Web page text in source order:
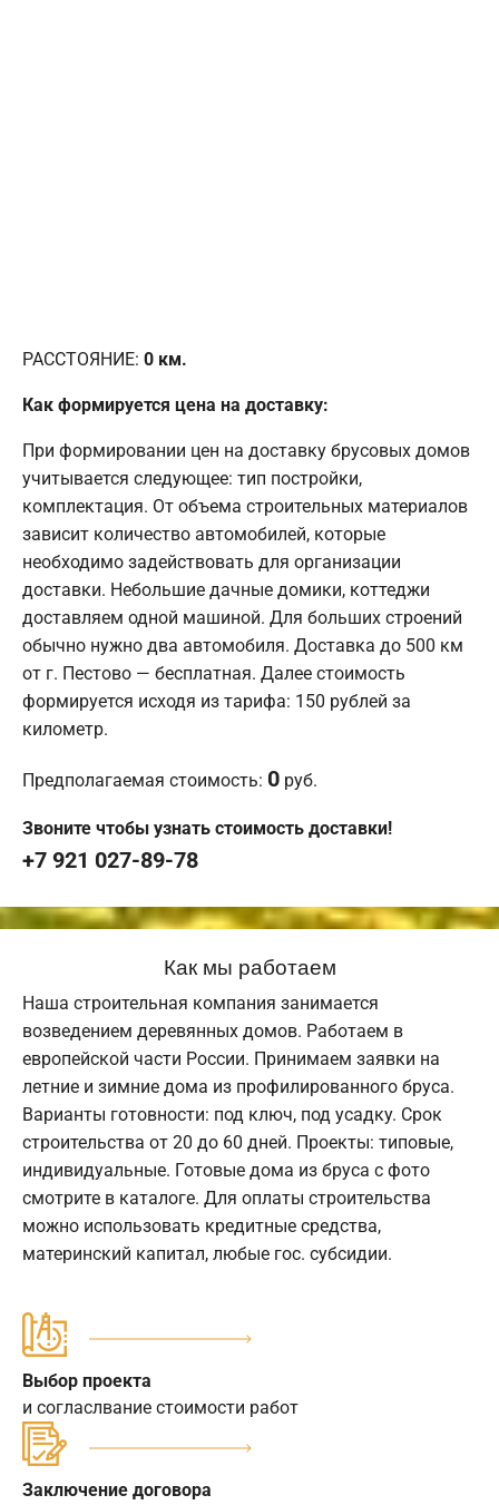
РАССТОЯНИЕ: 0 км.
Как формируется цена на доставку:
При формировании цен на доставку брусовых домов
учитывается следующее: тип постройки,
комплектация. От объема строительных материалов
зависит количество автомобилей, которые
необходимо задействовать для организации
доставки. Небольшие дачные домики, коттеджи
доставляем одной машиной. Для больших строений
обычно нужно два автомобиля. Доставка до 500 км
от г. Пестово — бесплатная. Далее стоимость
формируется исходя из тарифа: 150 рублей за
километр.
Предполагаемая стоимость: 0 руб.
Звоните чтобы узнать стоимость доставки!
+7 921 027-89-78
Как мы работаем
Наша строительная компания занимается
возведением деревянных домов. Работаем в
европейской части России. Принимаем заявки на
летние и зимние дома из профилированного бруса.
Варианты готовности: под ключ, под усадку. Срок
строительства от 20 до 60 дней. Проекты: типовые,
индивидуальные. Готовые дома из бруса с фото
смотрите в каталоге. Для оплаты строительства
можно использовать кредитные средства,
материнский капитал, любые гос. субсидии.
Выбор проекта
и согласлвание стоимости работ
Заключение договора